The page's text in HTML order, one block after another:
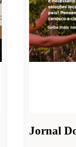
Jornal